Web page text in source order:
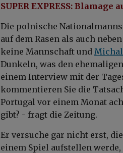
SUPER EXPRESS:
Die polnische
auf dem Rasen als auch
keine Mannschaft und
Dunkeln, was den
einem Interview mit der
kommentieren Sie die
Portugal vor einem Monat
gibt? - fragt die Zeitung.
Er versuche gar nicht erst,
einem Spiel aufstellen